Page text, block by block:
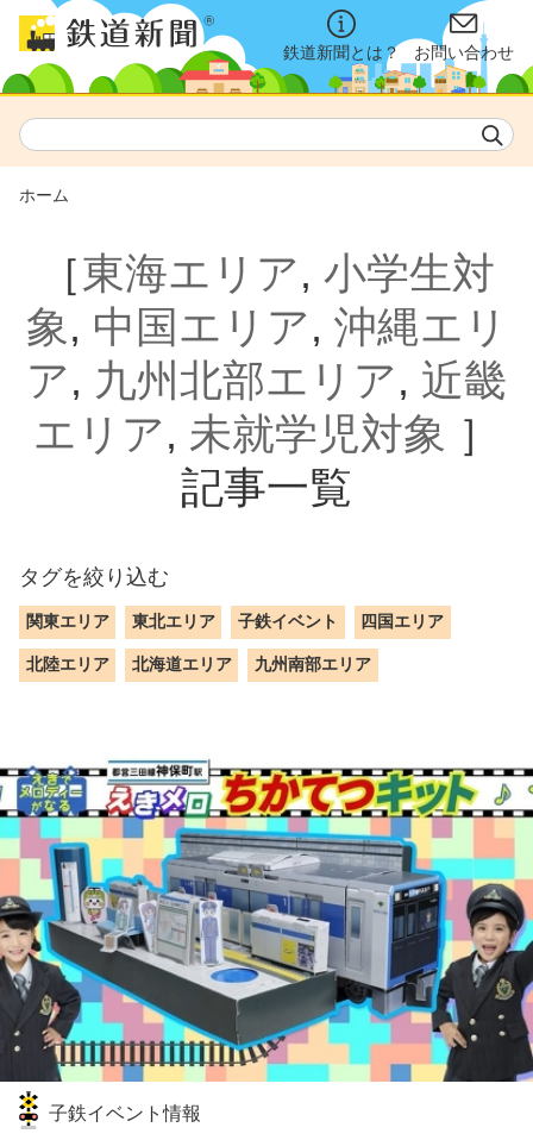
鉄道新聞とは？ お問い合わせ
ホーム
［東海エリア, 小学生対
象, 中国エリア, 沖縄エリ
ア, 九州北部エリア, 近畿
エリア, 未就学児対象 ］
記事一覧
タグを絞り込む
関東エリア 東北エリア 子鉄イベント 四国エリア
北陸エリア 北海道エリア 九州南部エリア
子鉄イベント情報